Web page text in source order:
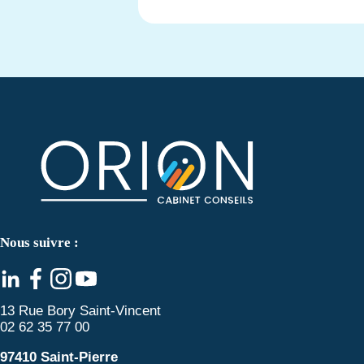
Nous suivre :
13 Rue Bory Saint-Vincent
02 62 35 77 00
97410 Saint-Pierre